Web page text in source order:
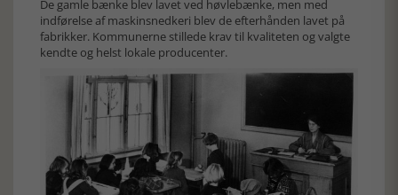
De gamle bænke blev lavet ved høvlebænke, men med
indførelse af maskinsnedkeri blev de efterhånden lavet på
fabrikker. Kommunerne stillede krav til kvaliteten og valgte
kendte og helst lokale producenter.